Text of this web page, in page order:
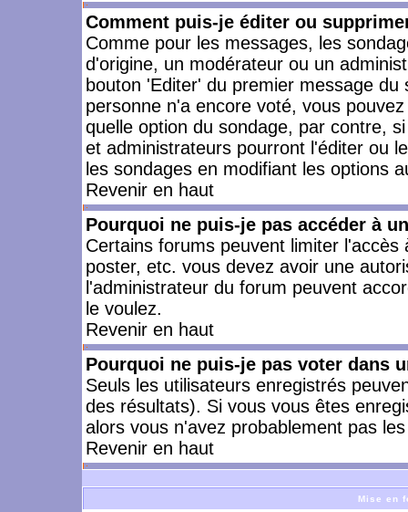
Comment puis-je éditer ou
Comme pour les messages, les
d'origine, un modérateur ou un
bouton 'Editer' du premier message
personne n'a encore voté, vous
quelle option du sondage, par contre,
et administrateurs pourront l'éditer ou
les sondages en modifiant les options
Revenir en haut
Pourquoi ne puis-je pas accéder à
Certains forums peuvent limiter
poster, etc. vous devez avoir une
l'administrateur du forum peuvent
le voulez.
Revenir en haut
Pourquoi ne puis-je pas voter dans
Seuls les utilisateurs enregistrés
des résultats). Si vous vous êtes
alors vous n'avez probablement pas
Revenir en haut
Mise en